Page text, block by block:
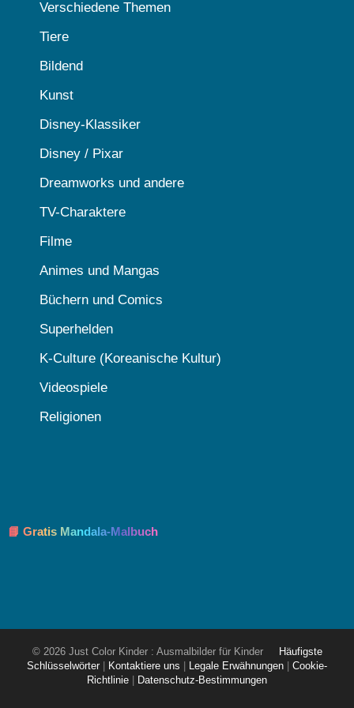
Verschiedene Themen
Tiere
Bildend
Kunst
Disney-Klassiker
Disney / Pixar
Dreamworks und andere
TV-Charaktere
Filme
Animes und Mangas
Büchern und Comics
Superhelden
K-Culture (Koreanische Kultur)
Videospiele
Religionen
📘 Gratis Mandala-Malbuch
© 2026 Just Color Kinder : Ausmalbilder für Kinder
Häufigste
Schlüsselwörter
Kontaktiere uns Legale Erwähnungen
Cookie-
Richtlinie
Datenschutz-Bestimmungen